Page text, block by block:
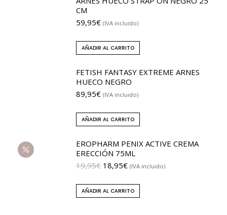
CM
59,95€ (IVA incluido)
AÑADIR AL CARRITO
FETISH FANTASY EXTREME ARNES
HUECO NEGRO
89,95€ (IVA incluido)
AÑADIR AL CARRITO
EROPHARM PENIX ACTIVE CREMA
ERECCIÓN 75ML
19,95€ 18,95€ (IVA incluido)
AÑADIR AL CARRITO